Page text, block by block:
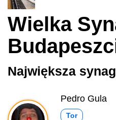
Wielka
Największa
Pedro Gula
Tor